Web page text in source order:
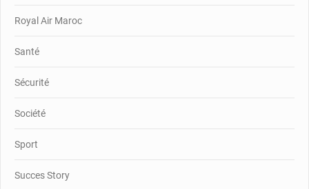
Royal Air Maroc
Santé
Sécurité
Société
Sport
Succes Story